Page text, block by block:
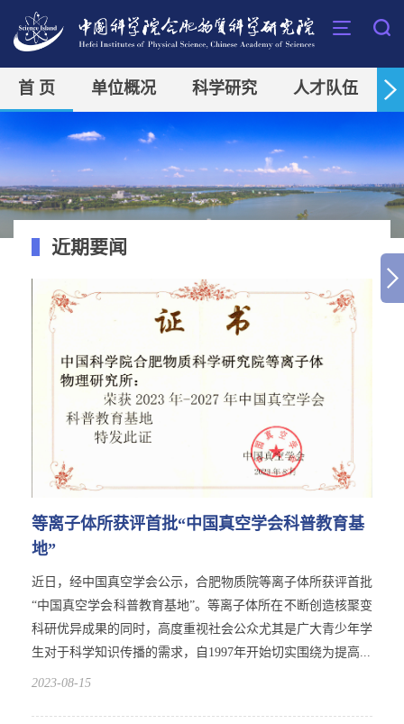
首 页 单位概况 科学研究 人才队伍
近期要闻
等离子体所获评首批“中国真空学会科普教育基
地”
近日，经中国真空学会公示，合肥物质院等离子体所获评首批
“中国真空学会科普教育基地”。等离子体所在不断创造核聚变
科研优异成果的同时，高度重视社会公众尤其是广大青少年学
生对于科学知识传播的需求，自1997年开始切实围绕为提高...
2023-08-15